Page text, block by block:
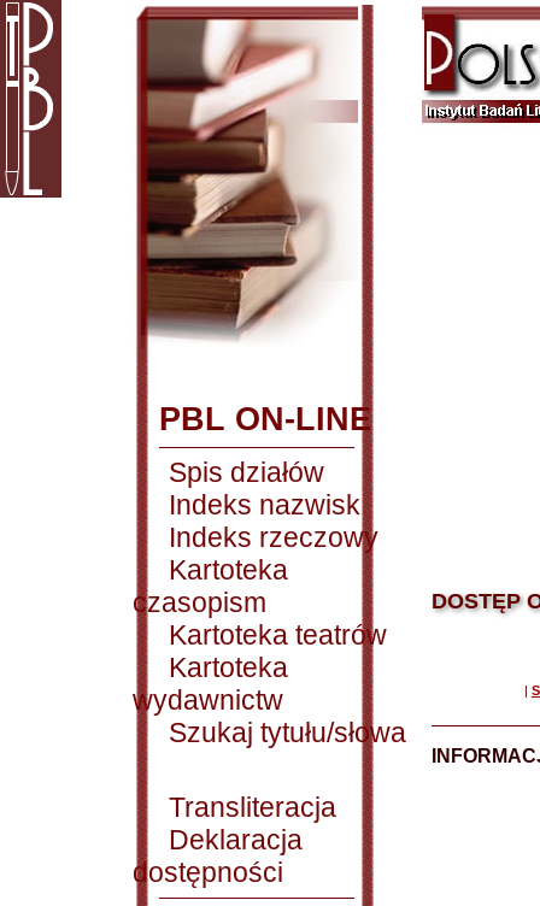
PBL ON-LINE
Spis działów
Indeks nazwisk
Indeks rzeczowy
Kartoteka
czasopism
Kartoteka teatrów
Kartoteka
wydawnictw
Szukaj tytułu/słowa
Transliteracja
Deklaracja
dostępności
DOSTĘP
|